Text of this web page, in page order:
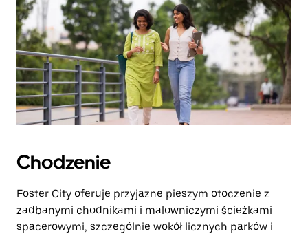
Chodzenie
Foster City oferuje przyjazne pieszym otoczenie z
zadbanymi chodnikami i malowniczymi ścieżkami
spacerowymi, szczególnie wokół licznych parków i